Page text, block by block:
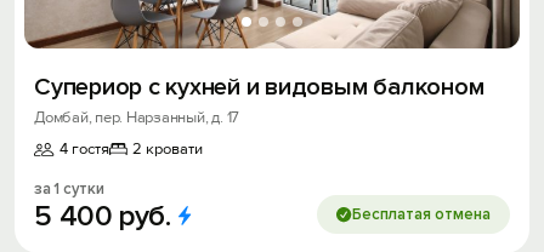
Супериор с кухней и видовым балконом
Домбай, пер. Нарзанный, д. 17
4 гостя
2 кровати
за 1 сутки
5 400 руб. Бесплатая отмена